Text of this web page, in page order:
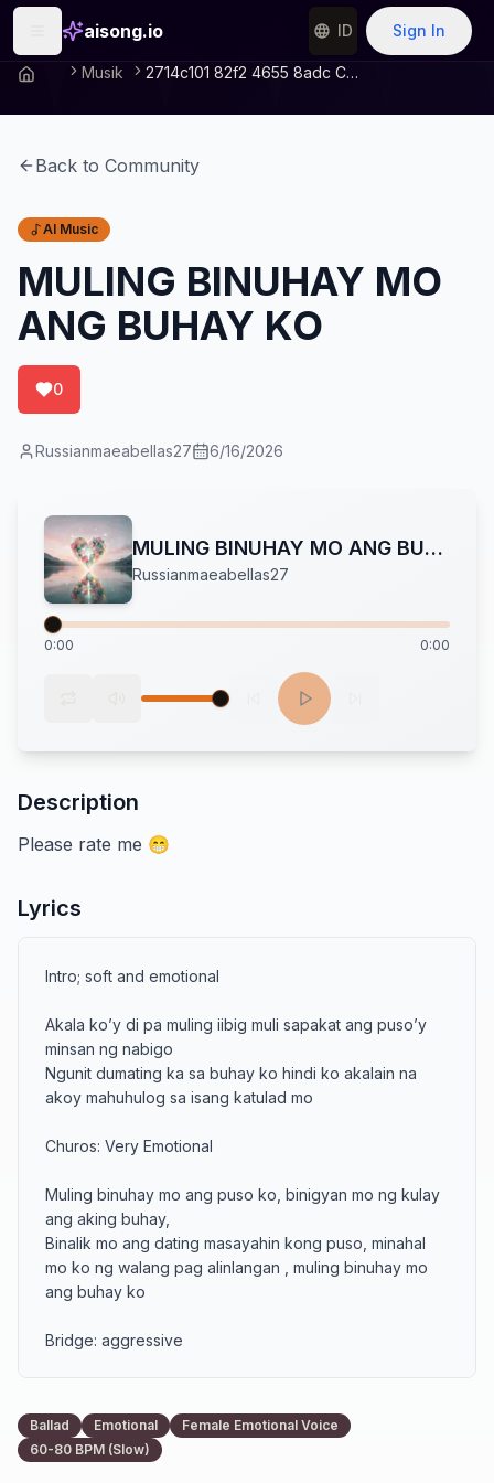
aisong.io ID Sign In
Musik 2714c101 82f2 4655 8adc C76ac425008f
Back to Community
AI Music
MULING BINUHAY MO
ANG BUHAY KO
0
Russianmaeabellas27 6/16/2026
MULING BINUHAY MO ANG BUHAY KO
Russianmaeabellas27
0:00 0:00
Description
Please rate me 😁
Lyrics
Intro; soft and emotional
Akala ko’y di pa muling iibig muli sapakat ang puso’y
minsan ng nabigo
Ngunit dumating ka sa buhay ko hindi ko akalain na
akoy mahuhulog sa isang katulad mo
Churos: Very Emotional
Muling binuhay mo ang puso ko, binigyan mo ng kulay
ang aking buhay,
Binalik mo ang dating masayahin kong puso, minahal
mo ko ng walang pag alinlangan , muling binuhay mo
ang buhay ko
Bridge: aggressive
itoy hindi magbabago pangako kong hindi kita iiwan
hanggang sa dulo
Ballad Emotional
Female Emotional Voice
60-80 BPM (Slow)